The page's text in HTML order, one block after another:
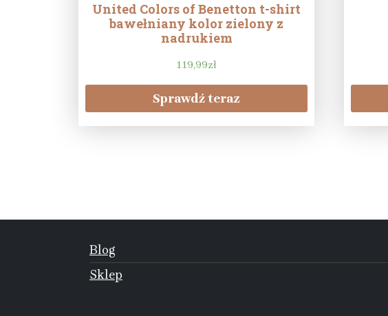
United Colors of Benetton t-shirt
bawełniany kolor zielony z
nadrukiem
119,99zł
Sprawdź teraz
Blog
Sklep